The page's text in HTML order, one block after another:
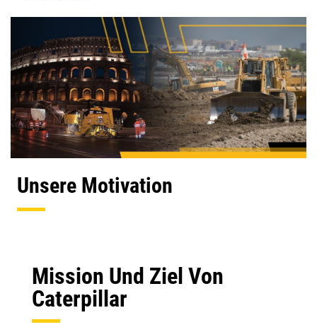
Unsere Motivation
Mission Und Ziel Von
Caterpillar